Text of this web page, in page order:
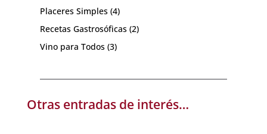
Placeres Simples (4)
Recetas Gastrosóficas (2)
Vino para Todos (3)
Otras entradas de interés…